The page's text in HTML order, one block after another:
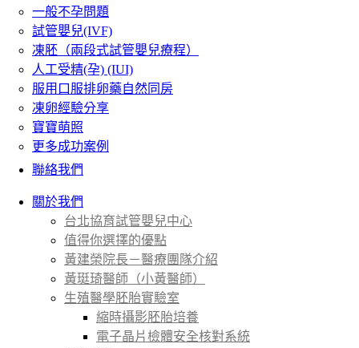
一般不孕問題
試管嬰兒(IVF)
凍胚（兩段式試管嬰兒療程）
人工受精(孕) (IUI)
服用口服排卵藥自然同房
凍卵經驗分享
寶寶萌照
更多成功案例
聯絡我們
關於我們
台北協育試管嬰兒中心
值得你選擇的優點
黃建榮院長－醫療團隊介紹
黃珽琦醫師（小黃醫師）
生殖醫學胚胎實驗室
縮時攝影胚胎培養
電子晶片檢體安全核對系統